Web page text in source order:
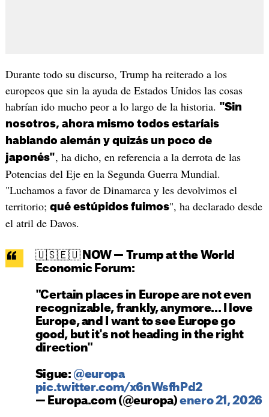
Durante todo su discurso, Trump ha reiterado a los
europeos que sin la ayuda de Estados Unidos las cosas
habrían ido mucho peor a lo largo de la historia. "Sin
nosotros, ahora mismo todos estaríais
hablando alemán y quizás un poco de
japonés", ha dicho, en referencia a la derrota de las
Potencias del Eje en la Segunda Guerra Mundial.
"Luchamos a favor de Dinamarca y les devolvimos el
territorio; qué estúpidos fuimos", ha declarado desde
el atril de Davos.
🇺🇸🇪🇺 NOW — Trump at the World
Economic Forum:
"Certain places in Europe are not even
recognizable, frankly, anymore... I love
Europe, and I want to see Europe go
good, but it's not heading in the right
direction"
Sigue: @europa
pic.twitter.com/x6nWsfhPd2
— Europa.com (@europa)enero 21, 2026